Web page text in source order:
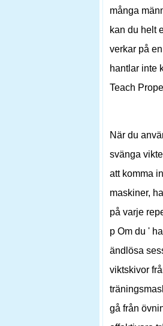
många
kan du helt
verkar på
hantlar inte
Teach
När du
svänga
att komma
maskiner,
på varje
p Om du '
ändlösa
viktskivor
gå från